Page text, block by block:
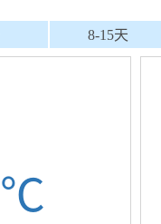
8-15天
℃